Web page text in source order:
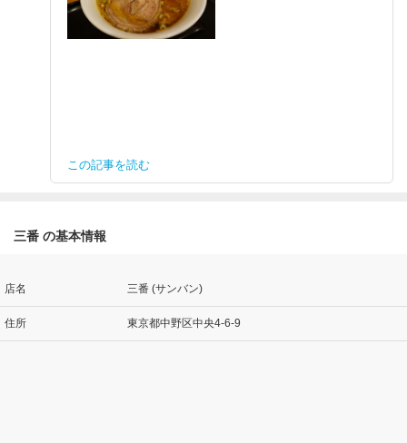
この記事を読む
三番 の基本情報
店名 三番 (サンバン)
住所 東京都中野区中央4-6-9